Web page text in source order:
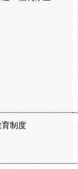
育制度